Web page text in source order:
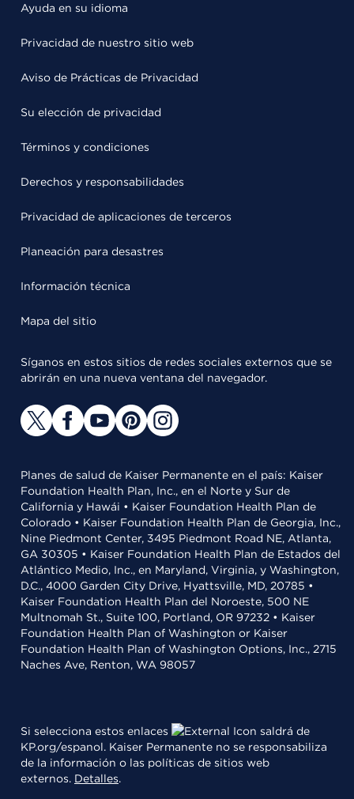
Ayuda en su idioma
Privacidad de nuestro sitio web
Aviso de Prácticas de Privacidad
Su elección de privacidad
Términos y condiciones
Derechos y responsabilidades
Privacidad de aplicaciones de terceros
Planeación para desastres
Información técnica
Mapa del sitio
Síganos en estos sitios de redes sociales externos que se
abrirán en una nueva ventana del navegador.
Planes de salud de Kaiser Permanente en el país: Kaiser
Foundation Health Plan, Inc., en el Norte y Sur de
California y Hawái • Kaiser Foundation Health Plan de
Colorado • Kaiser Foundation Health Plan de Georgia, Inc.,
Nine Piedmont Center, 3495 Piedmont Road NE, Atlanta,
GA 30305 • Kaiser Foundation Health Plan de Estados del
Atlántico Medio, Inc., en Maryland, Virginia, y Washington,
D.C., 4000 Garden City Drive, Hyattsville, MD, 20785 •
Kaiser Foundation Health Plan del Noroeste, 500 NE
Multnomah St., Suite 100, Portland, OR 97232 • Kaiser
Foundation Health Plan of Washington or Kaiser
Foundation Health Plan of Washington Options, Inc., 2715
Naches Ave, Renton, WA 98057
Si selecciona estos enlaces
saldrá de
KP.org/espanol. Kaiser Permanente no se responsabiliza
de la información o las políticas de sitios web
externos. Detalles.